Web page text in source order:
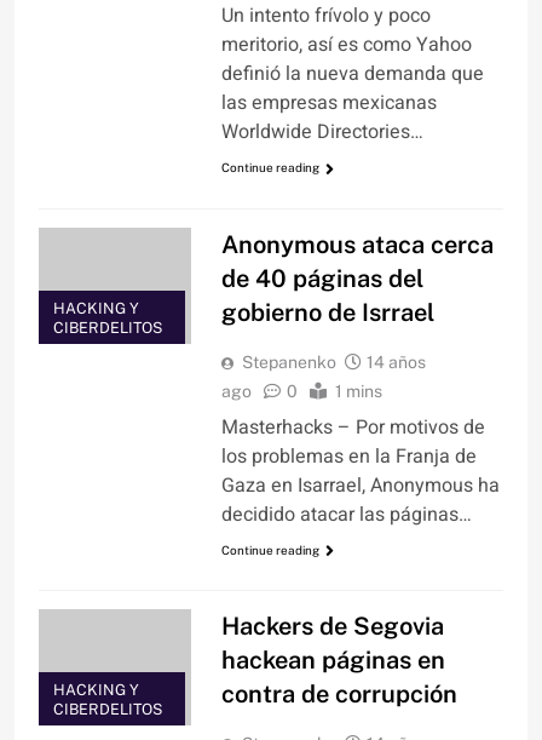
Un intento frívolo y poco
meritorio, así es como Yahoo
definió la nueva demanda que
las empresas mexicanas
Worldwide Directories…
Continue reading
HACKING Y
CIBERDELITOS
Anonymous ataca cerca
de 40 páginas del
gobierno de Isrrael
Stepanenko
14 años
ago
0 1 mins
Masterhacks – Por motivos de
los problemas en la Franja de
Gaza en Isarrael, Anonymous ha
decidido atacar las páginas…
Continue reading
HACKING Y
CIBERDELITOS
Hackers de Segovia
hackean páginas en
contra de corrupción